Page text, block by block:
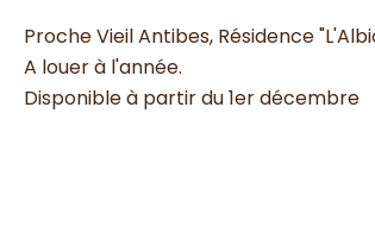
Proche Vieil Antibes, Résidence
A louer à l'année.
Disponible à partir du 1er décembre